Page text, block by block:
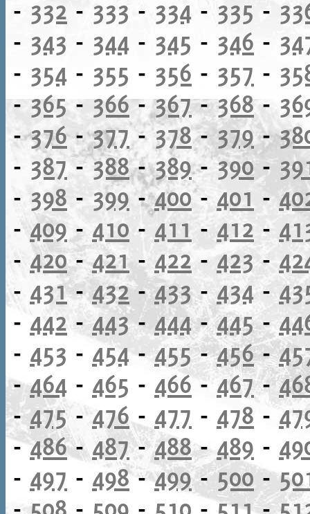
- 332 - 333 - 334 - 335 -
- 343 - 344 - 345 - 346 -
- 354 - 355 - 356 - 357 -
-365-366-367-368-
-376-377-378-379-
- 387-388-389-390-
- 398 - 399-400- 401 -
-409 -410 - 411 - 412 -
- 420-421-422 - 423 -
- 431-432-433- 434-
- 442 -443- 444-445-
- 453 - 454-455-456-
-464 - 465 - 466- 467-
-475-476- 477 - 478 -
-486-487-488-489 -
- 497 - 498-499-500-